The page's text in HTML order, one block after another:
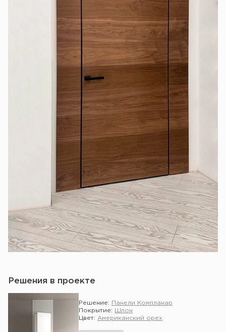
Решения в проекте
Решение:
Панели Компланар
Покрытие:
Шпон
Цвет: Американский орех